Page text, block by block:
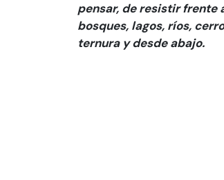
pensar, de resistir frente
bosques, lagos, ríos,
ternura y desde abajo.